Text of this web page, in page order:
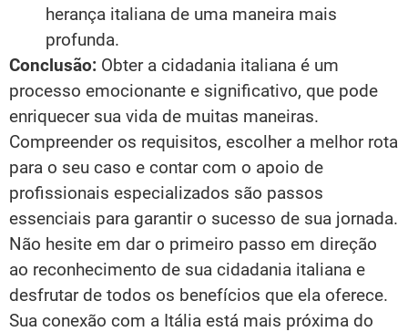
herança italiana de uma maneira mais
profunda.
Conclusão: Obter a cidadania italiana é um
processo emocionante e significativo, que pode
enriquecer sua vida de muitas maneiras.
Compreender os requisitos, escolher a melhor rota
para o seu caso e contar com o apoio de
profissionais especializados são passos
essenciais para garantir o sucesso de sua jornada.
Não hesite em dar o primeiro passo em direção
ao reconhecimento de sua cidadania italiana e
desfrutar de todos os benefícios que ela oferece.
Sua conexão com a Itália está mais próxima do